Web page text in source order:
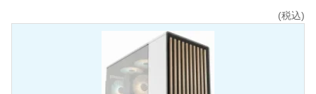
(税込)